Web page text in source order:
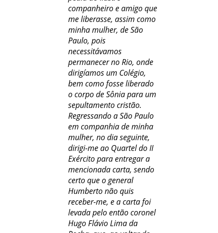
companheiro e amigo que
me liberasse, assim como
minha mulher, de São
Paulo, pois
necessitávamos
permanecer no Rio, onde
dirigíamos um Colégio,
bem como fosse liberado
o corpo de Sônia para um
sepultamento cristão.
Regressando a São Paulo
em companhia de minha
mulher, no dia seguinte,
dirigi-me ao Quartel do II
Exército para entregar a
mencionada carta, sendo
certo que o general
Humberto não quis
receber-me, e a carta foi
levada pelo então coronel
Hugo Flávio Lima da